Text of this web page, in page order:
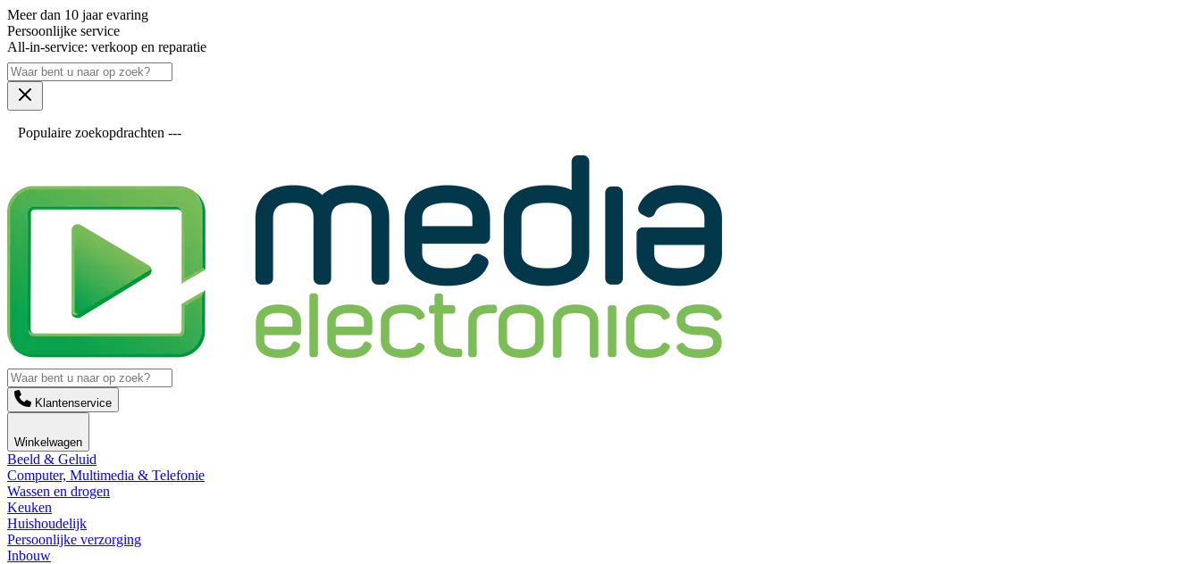
Meer dan 10 jaar evaring
Persoonlijke service
All-in-service: verkoop en reparatie
Populaire zoekopdrachten ---
Klantenservice
Winkelwagen
Beeld & Geluid
Computer, Multimedia & Telefonie
Wassen en drogen
Keuken
Huishoudelijk
Persoonlijke verzorging
Inbouw